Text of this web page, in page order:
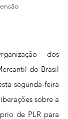
dos
do Brasil
segunda-feira
sobre a
de PLR para